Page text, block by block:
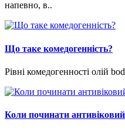
напевно, в..
Що таке комедогенність?
Рівні комедогенності олій
Коли починати